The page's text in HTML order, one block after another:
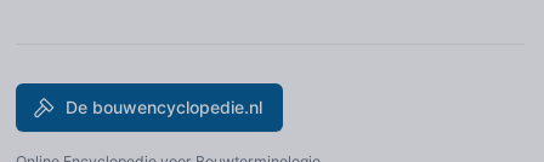
De bouwencyclopedie.nl